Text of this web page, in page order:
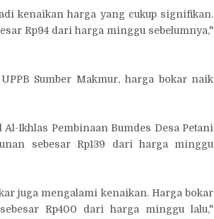
kenaikan harga yang cukup signifikan.
Rp94 dari harga minggu sebelumnya,"
Sumber Makmur, harga bokar naik
Ikhlas Pembinaan Bumdes Desa Petani
sebesar Rp139 dari harga minggu
juga mengalami kenaikan. Harga bokar
Rp400 dari harga minggu lalu,"